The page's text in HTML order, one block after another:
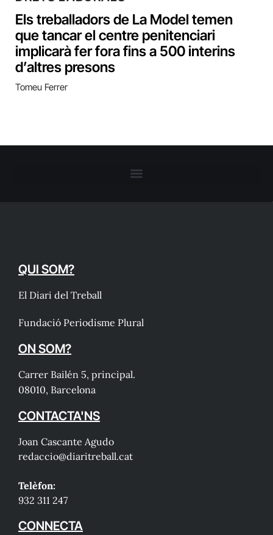
Els treballadors de La Model temen
que tancar el centre penitenciari
implicarà fer fora fins a 500 interins
d’altres presons
Tomeu Ferrer
QUI SOM?
El Diari del Treball
Fundació Periodisme Plural
ON SOM?
Carrer Bailén 5, principal.
08010, Barcelona
CONTACTA'NS
Joan Cascante Agudo
redaccio@diaritreball.cat
Telèfon:
932 311 247
CONNECTA